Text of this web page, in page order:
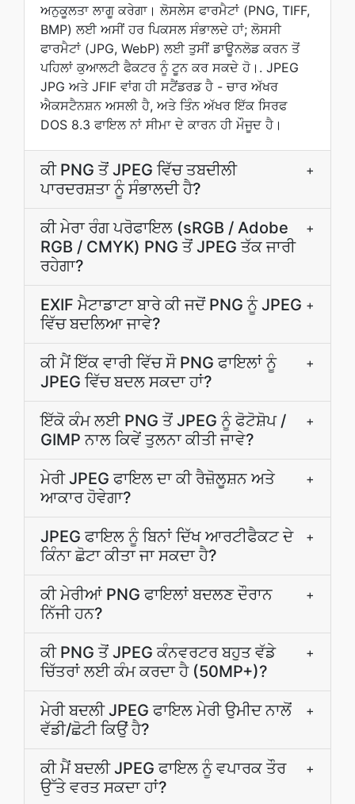
ਅਨੁਕੂਲਤਾ ਲਾਗੂ ਕਰੇਗਾ। ਲੋਸਲੇਸ ਫਾਰਮੈਟਾਂ (PNG, TIFF,
BMP) ਲਈ ਅਸੀਂ ਹਰ ਪਿਕਸਲ ਸੰਭਾਲਦੇ ਹਾਂ; ਲੋਸਸੀ
ਫਾਰਮੈਟਾਂ (JPG, WebP) ਲਈ ਤੁਸੀਂ ਡਾਊਨਲੋਡ ਕਰਨ ਤੋਂ
ਪਹਿਲਾਂ ਕੁਆਲਟੀ ਫੈਕਟਰ ਨੂੰ ਟੂਨ ਕਰ ਸਕਦੇ ਹੋ।. JPEG
JPG ਅਤੇ JFIF ਵਾਂਗ ਹੀ ਸਟੈਂਡਰਡ ਹੈ - ਚਾਰ ਅੱਖਰ
ਐਕਸਟੈਨਸ਼ਨ ਅਸਲੀ ਹੈ, ਅਤੇ ਤਿੰਨ ਅੱਖਰ ਇੱਕ ਸਿਰਫ
DOS 8.3 ਫਾਇਲ ਨਾਂ ਸੀਮਾ ਦੇ ਕਾਰਨ ਹੀ ਮੌਜੂਦ ਹੈ।
ਕੀ PNG ਤੋਂ JPEG ਵਿੱਚ ਤਬਦੀਲੀ
ਪਾਰਦਰਸ਼ਤਾ ਨੂੰ ਸੰਭਾਲਦੀ ਹੈ?
+
ਕੀ ਮੇਰਾ ਰੰਗ ਪਰੋਫਾਇਲ (sRGB / Adobe
RGB / CMYK) PNG ਤੋਂ JPEG ਤੱਕ ਜਾਰੀ
ਰਹੇਗਾ?
+
EXIF ਮੈਟਾਡਾਟਾ ਬਾਰੇ ਕੀ ਜਦੋਂ PNG ਨੂੰ JPEG
ਵਿੱਚ ਬਦਲਿਆ ਜਾਵੇ?
+
ਕੀ ਮੈਂ ਇੱਕ ਵਾਰੀ ਵਿੱਚ ਸੌ PNG ਫਾਇਲਾਂ ਨੂੰ
JPEG ਵਿੱਚ ਬਦਲ ਸਕਦਾ ਹਾਂ?
+
ਇੱਕੋ ਕੰਮ ਲਈ PNG ਤੋਂ JPEG ਨੂੰ ਫੋਟੋਸ਼ੋਪ /
GIMP ਨਾਲ ਕਿਵੇਂ ਤੁਲਨਾ ਕੀਤੀ ਜਾਵੇ?
+
ਮੇਰੀ JPEG ਫਾਇਲ ਦਾ ਕੀ ਰੈਜ਼ੋਲੂਸ਼ਨ ਅਤੇ
ਆਕਾਰ ਹੋਵੇਗਾ?
+
JPEG ਫਾਇਲ ਨੂੰ ਬਿਨਾਂ ਦਿੱਖ ਆਰਟੀਫੈਕਟ ਦੇ
ਕਿੰਨਾ ਛੋਟਾ ਕੀਤਾ ਜਾ ਸਕਦਾ ਹੈ?
+
ਕੀ ਮੇਰੀਆਂ PNG ਫਾਇਲਾਂ ਬਦਲਣ ਦੌਰਾਨ
ਨਿੱਜੀ ਹਨ?
+
ਕੀ PNG ਤੋਂ JPEG ਕੰਨਵਰਟਰ ਬਹੁਤ ਵੱਡੇ
ਚਿੱਤਰਾਂ ਲਈ ਕੰਮ ਕਰਦਾ ਹੈ (50MP+)?
+
ਮੇਰੀ ਬਦਲੀ JPEG ਫਾਇਲ ਮੇਰੀ ਉਮੀਦ ਨਾਲੋਂ
ਵੱਡੀ/ਛੋਟੀ ਕਿਉਂ ਹੈ?
+
ਕੀ ਮੈਂ ਬਦਲੀ JPEG ਫਾਇਲ ਨੂੰ ਵਪਾਰਕ ਤੌਰ
ਉੱਤੇ ਵਰਤ ਸਕਦਾ ਹਾਂ?
+